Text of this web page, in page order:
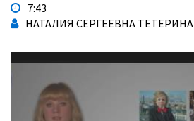
7:43
НАТАЛИЯ СЕРГЕЕВНА ТЕТЕРИНА